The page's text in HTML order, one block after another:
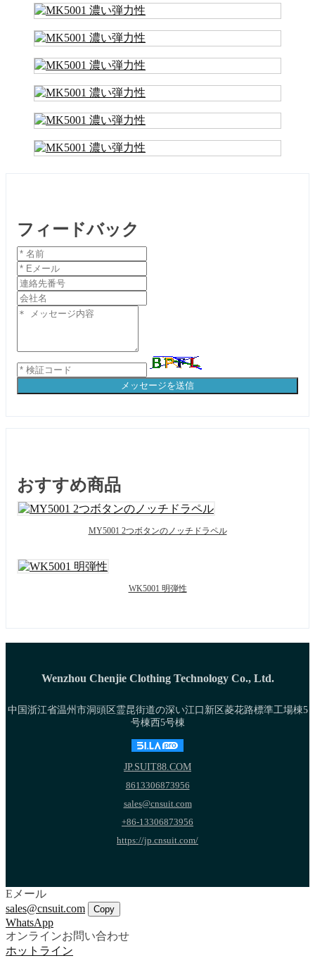
フィードバック
メッセージを送信
おすすめ商品
MY5001 2つボタンのノッチドラペル
WK5001 明弾性
Wenzhou Chenjie Clothing Technology Co., Ltd.
中国浙江省温州市洞頭区霊昆街道の深い江口新区菱花路標準工場棟5
号棟西5号棟
JP.SUIT88.COM
8613306873956
sales@cnsuit.com
+86-13306873956
https://jp.cnsuit.com/
Eメール
sales@cnsuit.com
Copy
WhatsApp
オンラインお問い合わせ
ホットライン